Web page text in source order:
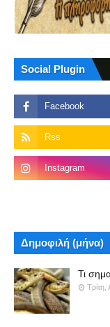
Social Plugin
Δημοφιλή (μήνα)
Τι